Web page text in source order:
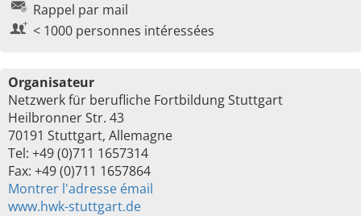
Rappel par mail
< 1000 personnes intéressées
Organisateur
Netzwerk für berufliche Fortbildung Stuttgart
Heilbronner Str. 43
70191 Stuttgart, Allemagne
Tel: +49 (0)711 1657314
Fax: +49 (0)711 1657864
Montrer l'adresse émail
www.hwk-stuttgart.de